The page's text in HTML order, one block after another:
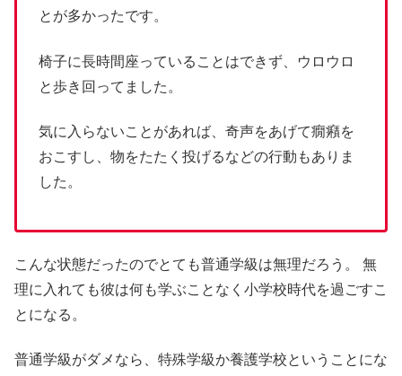
とが多かったです。
椅子に長時間座っていることはできず、ウロウロ
と歩き回ってました。
気に入らないことがあれば、奇声をあげて癇癪を
おこすし、物をたたく投げるなどの行動もありま
した。
こんな状態だったのでとても普通学級は無理だろう。 無
理に入れても彼は何も学ぶことなく小学校時代を過ごすこ
とになる。
普通学級がダメなら、特殊学級か養護学校ということにな